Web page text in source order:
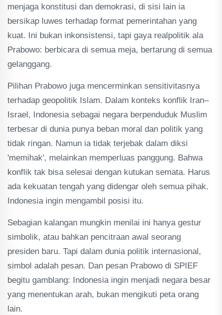
menjaga konstitusi dan demokrasi, di sisi lain ia
bersikap luwes terhadap format pemerintahan yang
kuat. Ini bukan inkonsistensi, tapi gaya realpolitik ala
Prabowo: berbicara di semua meja, bertarung di semua
gelanggang.
Pilihan Prabowo juga mencerminkan sensitivitasnya
terhadap geopolitik Islam. Dalam konteks konflik Iran–
Israel, Indonesia sebagai negara berpenduduk Muslim
terbesar di dunia punya beban moral dan politik yang
tidak ringan. Namun ia tidak terjebak dalam diksi
'memihak', melainkan memperluas panggung. Bahwa
konflik tak bisa selesai dengan kutukan semata. Harus
ada kekuatan tengah yang didengar oleh semua pihak.
Indonesia ingin mengambil posisi itu.
Sebagian kalangan mungkin menilai ini hanya gestur
simbolik, atau bahkan pencitraan awal seorang
presiden baru. Tapi dalam dunia politik internasional,
simbol adalah pesan. Dan pesan Prabowo di SPIEF
begitu gamblang: Indonesia ingin menjadi negara besar
yang menentukan arah, bukan mengikuti peta orang
lain.